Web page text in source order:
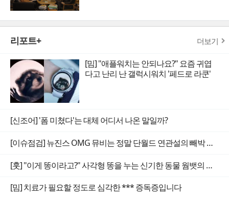
리포트+ 더보기
[밈] "애플워치는 안되나요?" 요즘 귀엽
다고 난리 난 갤럭시워치 '페드로 라쿤'
[신조어] '폼 미쳤다'는 대체 어디서 나온 말일까?
[이슈점검] 뉴진스 OMG 뮤비는 정말 단월드 연관설의 빼박 증거일까
[훗] "이게 똥이라고?" 사각형 똥을 누는 신기한 동물 웜뱃의 비밀
[밈] 치료가 필요할 정도로 심각한 *** 증독증입니다